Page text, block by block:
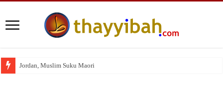
Jordan, Muslim Suku Maori